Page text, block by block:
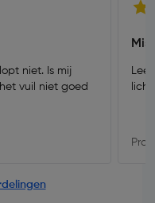
niet. Is mij
vuil niet goed
licht.